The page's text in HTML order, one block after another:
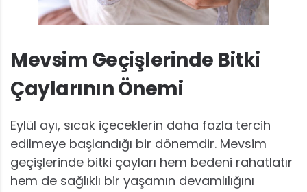
Mevsim Geçişlerinde Bitki
Çaylarının Önemi
Eylül ayı, sıcak içeceklerin daha fazla tercih
edilmeye başlandığı bir dönemdir. Mevsim
geçişlerinde bitki çayları hem bedeni rahatlatır
hem de sağlıklı bir yaşamın devamlılığını